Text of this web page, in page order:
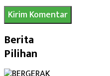
Berita
Pilihan